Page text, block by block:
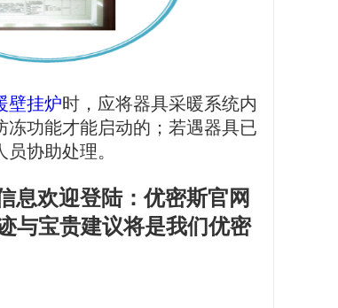
壁挂炉时，应将器具采暖系统内
功能才能启动的；若遇器具已
协助处理。
息欢迎登陆：优密斯官网
与宝贵建议将是我们优密